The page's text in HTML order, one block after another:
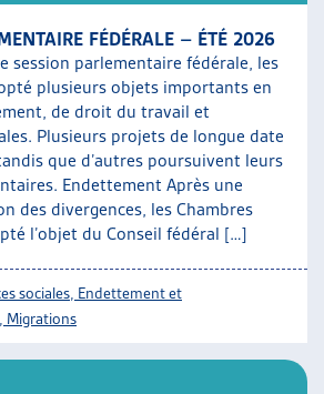
FÉDÉRALE – ÉTÉ 2026
session parlementaire fédérale, les
plusieurs objets importants en
de droit du travail et
Plusieurs projets de longue date
que d’autres poursuivent leurs
Endettement Après une
des divergences, les Chambres
l’objet du Conseil fédéral […]
sociales Endettement et
Migrations